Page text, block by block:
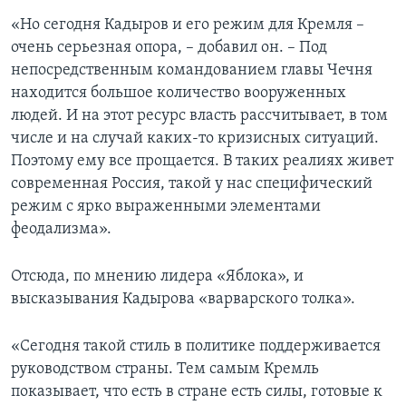
«Но сегодня Кадыров и его режим для Кремля –
очень серьезная опора, – добавил он. – Под
непосредственным командованием главы Чечня
находится большое количество вооруженных
людей. И на этот ресурс власть рассчитывает, в том
числе и на случай каких-то кризисных ситуаций.
Поэтому ему все прощается. В таких реалиях живет
современная Россия, такой у нас специфический
режим с ярко выраженными элементами
феодализма».
Отсюда, по мнению лидера «Яблока», и
высказывания Кадырова «варварского толка».
«Сегодня такой стиль в политике поддерживается
руководством страны. Тем самым Кремль
показывает, что есть в стране есть силы, готовые к